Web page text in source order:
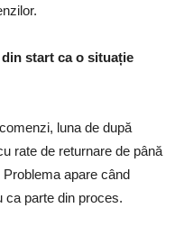
start ca o situație
luna de după
rate de returnare de până
apare când
ca parte din proces.